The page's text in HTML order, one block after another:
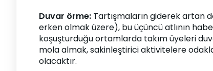
Duvar örme: Tartışmaların giderek artan
erken olmak üzere), bu üçüncü atlının
koşuşturduğu ortamlarda takım üyeleri
mola almak, sakinleştirici aktivitelere
olacaktır.